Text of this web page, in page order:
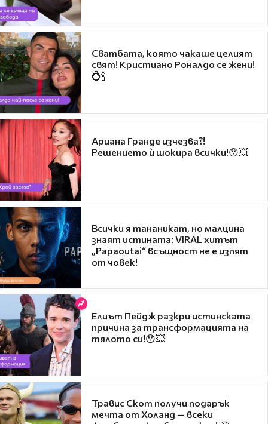
Сватбата, която чакаше целият
свят! Кристиано Роналдо се жени!
💍🍾
Ариана Гранде изчезва?!
Решението ѝ шокира всички!😯💥
Всички я тананикат, но малцина
знаят истината: VIRAL хитът
„Papaoutai“ всъщност не е изпят
от човек!
Елиът Пейдж разкри истинската
причина за трансформацията на
тялото си!😯💥
Травис Скот получи подарък
мечта от Холанд — всеки